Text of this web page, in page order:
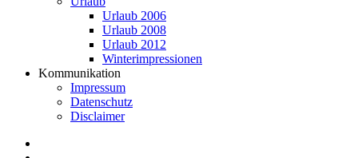
Urlaub 2006
Urlaub 2008
Urlaub 2012
Winterimpressionen
Kommunikation
Impressum
Datenschutz
Disclaimer